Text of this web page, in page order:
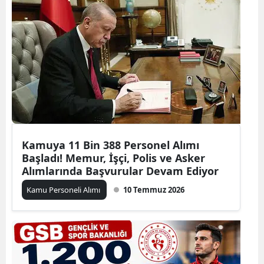
Kamuya 11 Bin 388 Personel Alımı
Başladı! Memur, İşçi, Polis ve Asker
Alımlarında Başvurular Devam Ediyor
Kamu Personeli Alımı 10 Temmuz 2026